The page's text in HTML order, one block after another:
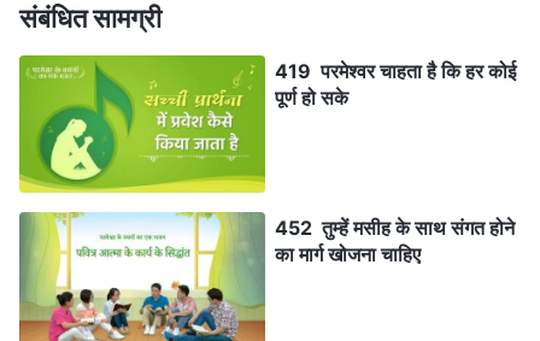
संबंधित सामग्री
419 परमेश्वर चाहता है कि हर कोई
पूर्ण हो सके
452 तुम्हें मसीह के साथ संगत होने
का मार्ग खोजना चाहिए